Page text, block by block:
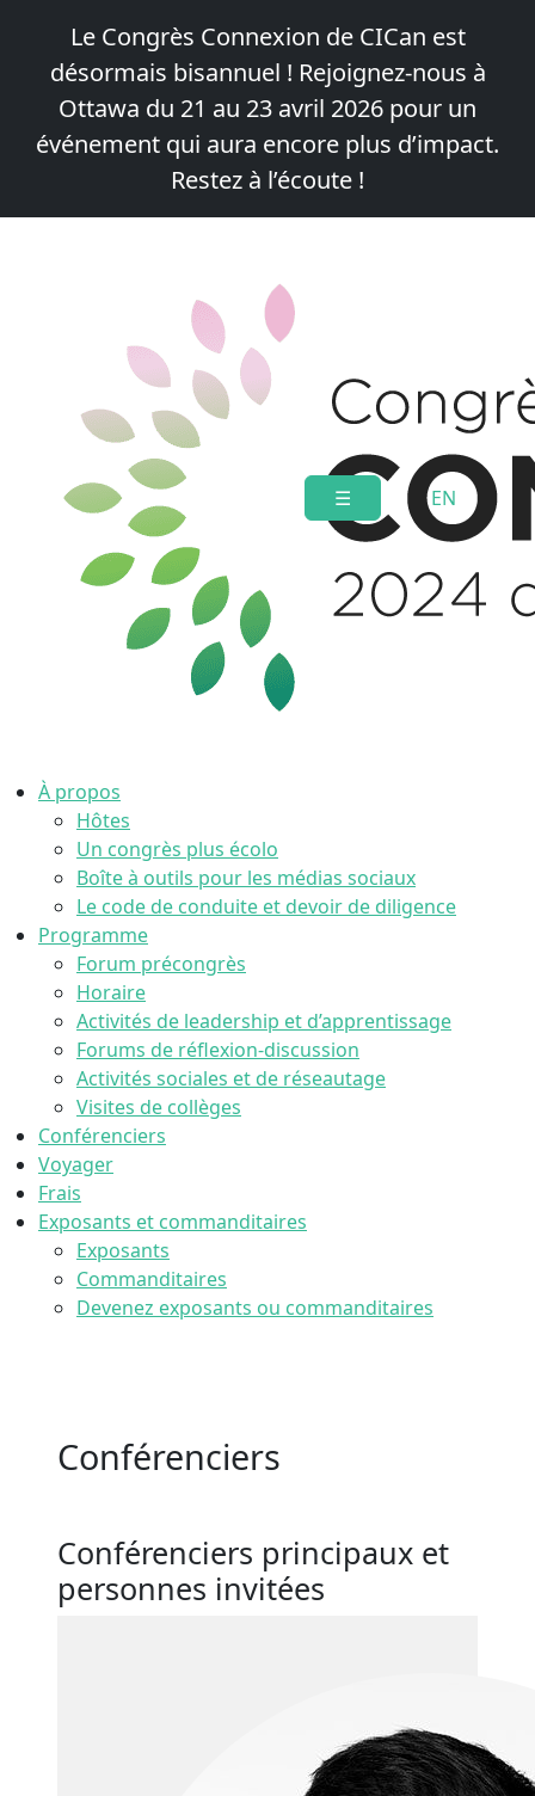
Le Congrès Connexion de CICan est
désormais bisannuel ! Rejoignez-nous à
Ottawa du 21 au 23 avril 2026 pour un
événement qui aura encore plus d’impact.
Restez à l’écoute !
☰ EN
À propos
Hôtes
Un congrès plus écolo
Boîte à outils pour les médias sociaux
Le code de conduite et devoir de diligence
Programme
Forum précongrès
Horaire
Activités de leadership et d’apprentissage
Forums de réflexion-discussion
Activités sociales et de réseautage
Visites de collèges
Conférenciers
Voyager
Frais
Exposants et commanditaires
Exposants
Commanditaires
Devenez exposants ou commanditaires
Conférenciers
Conférenciers principaux et
personnes invitées